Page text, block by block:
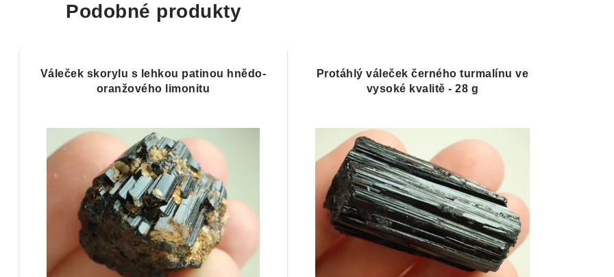
Podobné produkty
Váleček skorylu s lehkou patinou hnědo-
oranžového limonitu
Protáhlý váleček černého turmalínu ve
vysoké kvalitě - 28 g